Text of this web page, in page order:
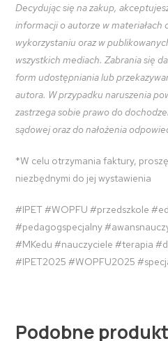
Decydując się na zakup,
informacji o autorze w
wykorzystaniu oraz w
wszystkich mediach. Zabrania się
form udostępniania lub
autora. W przypadku naruszenia
zastrzega sobie prawo do
sądowej oraz do nałożenia
*W celu otrzymania faktury,
niezbędnymi do jej wystawienia
#IPET #WOPFU #przedszkole
#pedagogspecjalny
#MKedu #nauczyciele #terapia
#IPET2025 #WOPFU2025
Podobne